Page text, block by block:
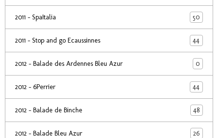
2011 - SpaItalia 50
2011 - Stop and go Ecaussinnes 44
2012 - Balade des Ardennes Bleu Azur 0
2012 - 6Perrier 44
2012 - Balade de Binche 48
2012 - Balade Bleu Azur 26